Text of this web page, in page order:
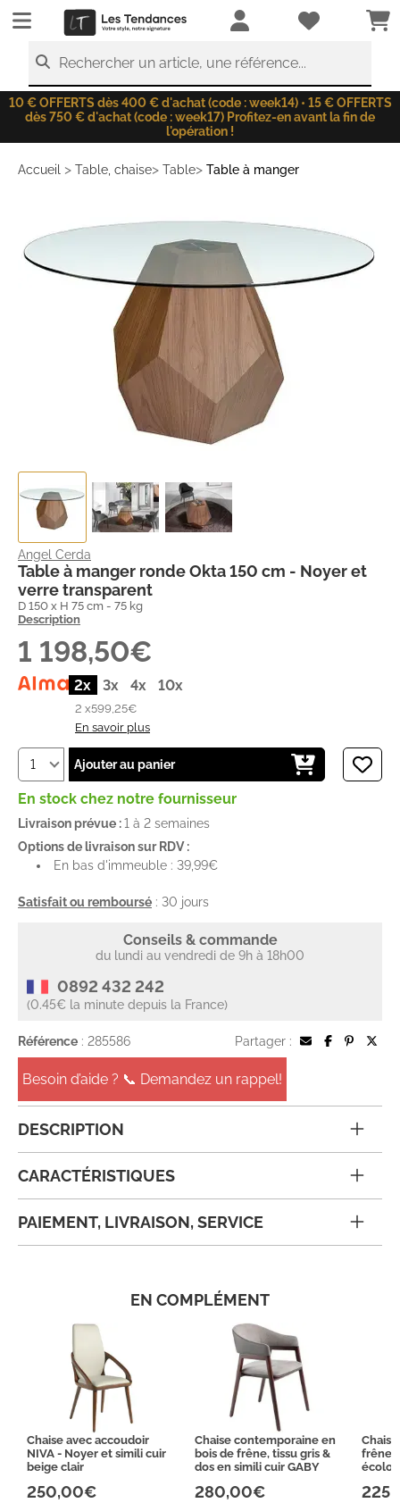
LesTendances.fr
Rechercher un article, une référence...
10 € OFFERTS dès 400 € d'achat (code : week14) • 15 € OFFERTS
dès 750 € d'achat (code : week17) Profitez-en avant la fin de
l'opération !
Accueil > Table, chaise> Table> Table à manger
Angel Cerda
Table à manger ronde Okta 150 cm - Noyer et
verre transparent
D 150 x H 75 cm - 75 kg
Description
1 198,50€
2x 3x 4x 10x
2 x599,25€
En savoir plus
Ajouter au panier
En stock chez notre fournisseur
Livraison prévue :1 à 2 semaines
Options de livraison sur RDV :
En bas d'immeuble : 39,99€
Satisfait ou remboursé : 30 jours
Conseils & commande
du lundi au vendredi de 9h à 18h00
0892 432 242
(0.45€ la minute depuis la France)
Référence : 285586 Partager :
Besoin d’aide ? 📞 Demandez un rappel!
DESCRIPTION
CARACTÉRISTIQUES
PAIEMENT, LIVRAISON, SERVICE
EN COMPLÉMENT
Chaise avec accoudoir
NIVA - Noyer et simili cuir
beige clair
250,00€
Chaise contemporaine en
bois de frêne, tissu gris &
dos en simili cuir GABY
280,00€
frêne